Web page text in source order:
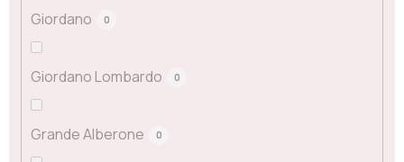
Giordano 0
Giordano Lombardo 0
Grande Alberone 0